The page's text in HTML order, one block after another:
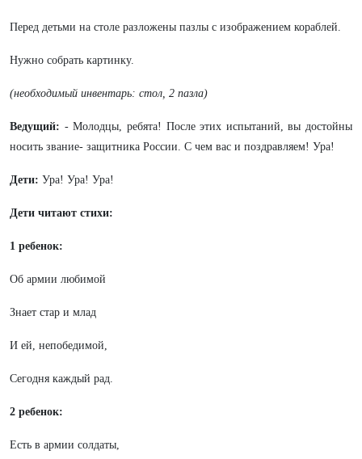
Перед детьми на столе разложены пазлы с изображением кораблей.
Нужно собрать картинку.
(необходимый инвентарь: стол, 2 пазла)
Ведущий: - Молодцы, ребята! После этих испытаний, вы достойны
носить звание- защитника России. С чем вас и поздравляем! Ура!
Дети: Ура! Ура! Ура!
Дети читают стихи:
1 ребенок:
Об армии любимой
Знает стар и млад
И ей, непобедимой,
Сегодня каждый рад.
2 ребенок:
Есть в армии солдаты,